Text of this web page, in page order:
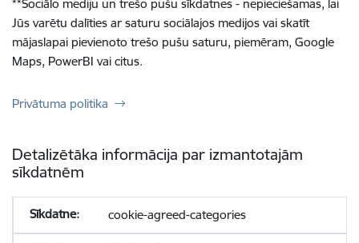
**Sociālo mediju un trešo pušu sīkdatnes - nepieciešamas, lai
Jūs varētu dalīties ar saturu sociālajos medijos vai skatīt
mājaslapai pievienoto trešo pušu saturu, piemēram, Google
Maps, PowerBI vai citus.
Privātuma politika
Detalizētāka informācija par izmantotajām
sīkdatnēm
cookie-agreed-categories